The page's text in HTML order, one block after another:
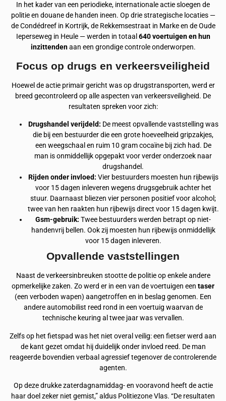
In het kader van een periodieke, internationale actie sloegen de
politie en douane de handen ineen. Op drie strategische locaties —
de Condédreef in Kortrijk, de Rekkemsestraat in Marke en de Oude
Ieperseweg in Heule — werden in totaal 640 voertuigen en hun
inzittendenaan een grondige controle onderworpen.
Focus op drugs en verkeersveiligheid
Hoewel de actie primair gericht was op drugstransporten, werd er
breed gecontroleerd op alle aspecten van verkeersveiligheid. De
resultaten spreken voor zich:
Drugshandel verijdeld: De meest opvallende vaststelling was
die bij een bestuurder die een grote hoeveelheid gripzakjes,
een weegschaal en ruim 10 gram cocaïne bij zich had. De
man is onmiddellijk opgepakt voor verder onderzoek naar
drugshandel.
Rijden onder invloed: Vier bestuurders moesten hun rijbewijs
voor 15 dagen inleveren wegens drugsgebruik achter het
stuur. Daarnaast bliezen vier personen positief voor alcohol;
twee van hen raakten hun rijbewijs direct voor 15 dagen kwijt.
Gsm-gebruik: Twee bestuurders werden betrapt op niet-
handenvrij bellen. Ook zij moesten hun rijbewijs onmiddellijk
voor 15 dagen inleveren.
Opvallende vaststellingen
Naast de verkeersinbreuken stootte de politie op enkele andere
opmerkelijke zaken. Zo werd er in een van de voertuigen een taser
(een verboden wapen) aangetroffen en in beslag genomen. Een
andere automobilist reed rond in een voertuig waarvan de
technische keuring al twee jaar was vervallen.
Zelfs op het fietspad was het niet overal veilig: een fietser werd aan
de kant gezet omdat hij duidelijk onder invloed reed. De man
reageerde bovendien verbaal agressief tegenover de controlerende
agenten.
Op deze drukke zaterdagnamiddag- en vooravond heeft de actie
haar doel zeker niet gemist,” aldus Politiezone Vlas. “De resultaten